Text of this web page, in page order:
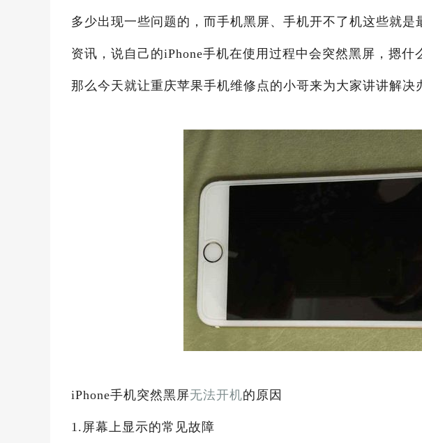
多少出现一些问题的，而手机黑屏、手机开不了机这些就
资讯，说自己的iPhone手机在使用过程中会突然黑屏，摁什
那么今天就让重庆苹果手机维修点的小哥来为大家讲讲解决
iPhone手机突然黑屏无法开机的原因
1.屏幕上显示的常见故障